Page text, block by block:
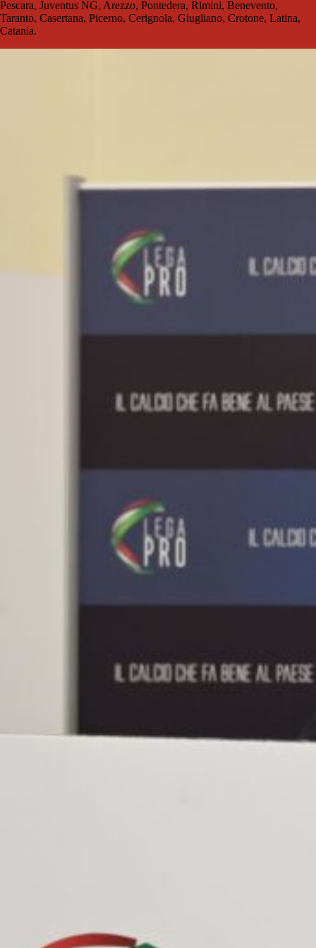
Pescara, Juventus NG, Arezzo, Pontedera, Rimini, Benevento,
Taranto, Casertana, Picerno, Cerignola, Giugliano, Crotone, Latina,
Catania.